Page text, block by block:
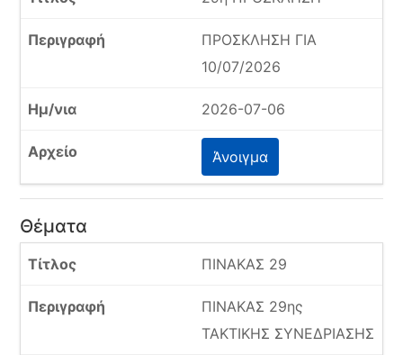
ΠΡΟΣΚΛΗΣΗ ΓΙΑ
10/07/2026
2026-07-06
Άνοιγμα
Θέματα
ΠΙΝΑΚΑΣ 29
ΠΙΝΑΚΑΣ 29ης
ΤΑΚΤΙΚΗΣ ΣΥΝΕΔΡΙΑΣΗΣ